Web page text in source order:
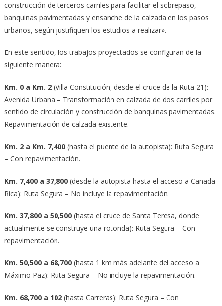
construcción de terceros carriles para facilitar el sobrepaso,
banquinas pavimentadas y ensanche de la calzada en los pasos
urbanos, según justifiquen los estudios a realizar».
En este sentido, los trabajos proyectados se configuran de la
siguiente manera:
Km. 0 a Km. 2 (Villa Constitución, desde el cruce de la Ruta 21):
Avenida Urbana – Transformación en calzada de dos carriles por
sentido de circulación y construcción de banquinas pavimentadas.
Repavimentación de calzada existente.
Km. 2 a Km. 7,400(hasta el puente de la autopista): Ruta Segura
– Con repavimentación.
Km. 7,400 a 37,800(desde la autopista hasta el acceso a Cañada
Rica): Ruta Segura – No incluye la repavimentación.
Km. 37,800 a 50,500(hasta el cruce de Santa Teresa, donde
actualmente se construye una rotonda): Ruta Segura – Con
repavimentación.
Km. 50,500 a 68,700(hasta 1 km más adelante del acceso a
Máximo Paz): Ruta Segura – No incluye la repavimentación.
Km. 68,700 a 102(hasta Carreras): Ruta Segura – Con